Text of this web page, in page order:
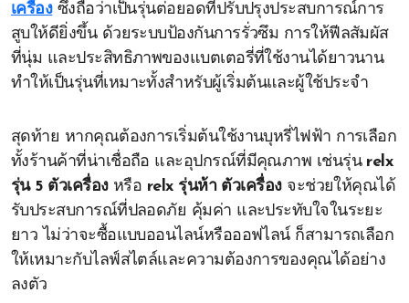
เครื่องซึ่งถือว่าเป็นรุ่นต่อยอดที่ปรับปรุงประสบการณ์การ
สูบให้ดียิ่งขึ้น ด้วยระบบป้องกันการรั่วซึม การให้ฟีลสัมผัส
ที่นุ่ม และประสิทธิภาพของแบตเตอรี่ที่ใช้งานได้ยาวนาน
ทำให้เป็นรุ่นที่เหมาะทั้งสำหรับผู้เริ่มต้นและผู้ใช้ประจำ
สุดท้าย หากคุณต้องการเริ่มต้นใช้งานบุหรี่ไฟฟ้า การเลือก
ทั้งร้านค้าที่น่าเชื่อถือ และอุปกรณ์ที่มีคุณภาพ เช่นรุ่น relx
รุ่น 5 ตัวเครื่องหรือ relx รุ่นห้า ตัวเครื่องจะช่วยให้คุณได้
รับประสบการณ์ที่ปลอดภัย คุ้มค่า และประทับใจในระยะ
ยาว ไม่ว่าจะซื้อแบบออนไลน์หรือออฟไลน์ ก็สามารถเลือก
ให้เหมาะกับไลฟ์สไตล์และความต้องการของคุณได้อย่าง
ลงตัว